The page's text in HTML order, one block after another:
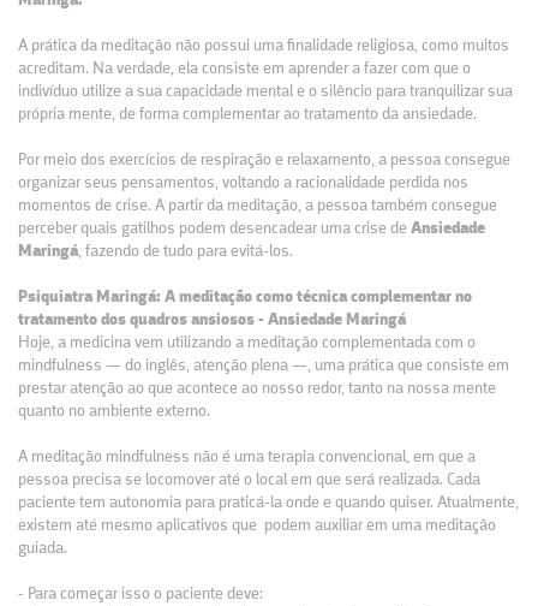
A prática da meditação não possui uma finalidade religiosa, como muitos
acreditam. Na verdade, ela consiste em aprender a fazer com que o
indivíduo utilize a sua capacidade mental e o silêncio para tranquilizar sua
própria mente, de forma complementar ao tratamento da ansiedade.
Por meio dos exercícios de respiração e relaxamento, a pessoa consegue
organizar seus pensamentos, voltando a racionalidade perdida nos
momentos de crise. A partir da meditação, a pessoa também consegue
perceber quais gatilhos podem desencadear uma crise de Ansiedade
Maringá, fazendo de tudo para evitá-los.
Psiquiatra Maringá: A meditação como técnica complementar no
tratamento dos quadros ansiosos - Ansiedade Maringá
Hoje, a medicina vem utilizando a meditação complementada com o
mindfulness — do inglês, atenção plena —, uma prática que consiste em
prestar atenção ao que acontece ao nosso redor, tanto na nossa mente
quanto no ambiente externo.
A meditação mindfulness não é uma terapia convencional, em que a
pessoa precisa se locomover até o local em que será realizada. Cada
paciente tem autonomia para praticá-la onde e quando quiser. Atualmente,
existem até mesmo aplicativos que podem auxiliar em uma meditação
guiada.
- Para começar isso o paciente deve: